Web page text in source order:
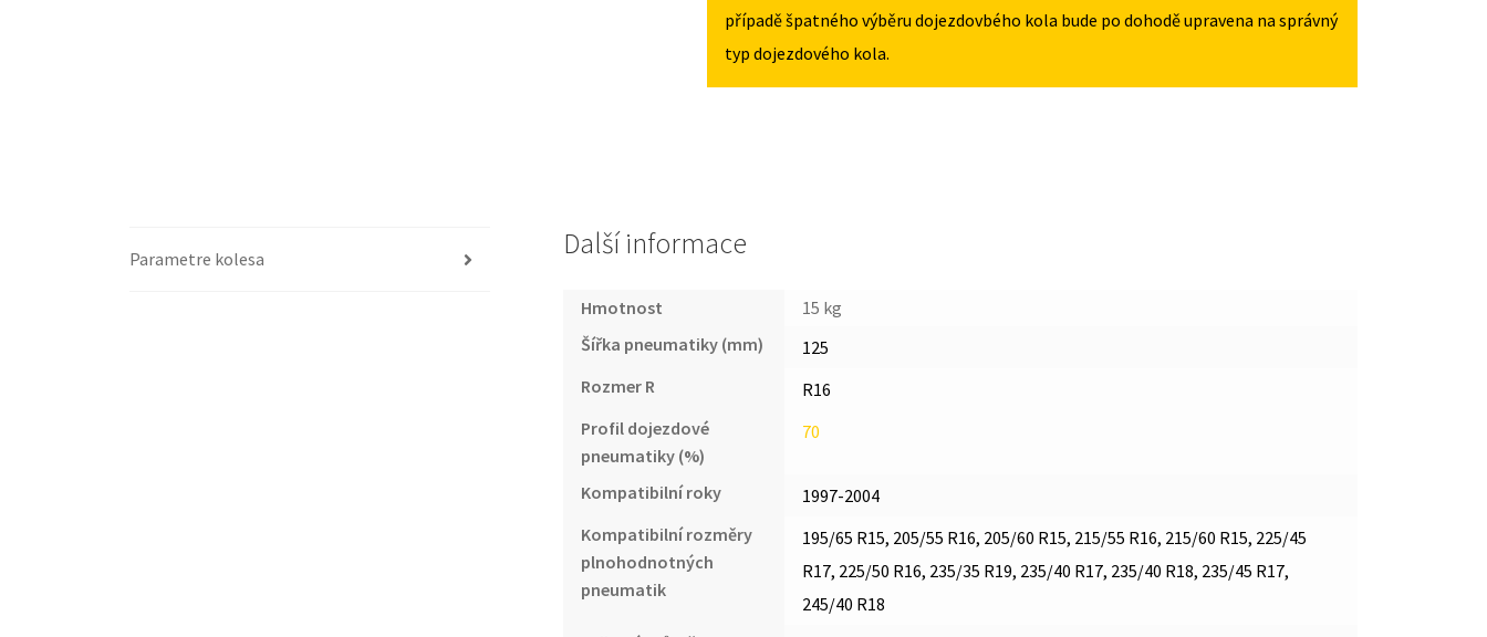
2004
125/70R16
MNOŽSTVÍ
případě špatného výběru dojezdovbého kola bude po dohodě upravena na správný
typ dojezdového kola.
Parametre kolesa Další informace
Hmotnost
15 kg
Šířka pneumatiky (mm)
125
Rozmer R
R16
Profil dojezdové
pneumatiky (%)
70
Kompatibilní roky
1997-2004
Kompatibilní rozměry
plnohodnotných
pneumatik
195/65 R15, 205/55 R16, 205/60 R15, 215/55 R16, 215/60 R15, 225/45
R17, 225/50 R16, 235/35 R19, 235/40 R17, 235/40 R18, 235/45 R17,
245/40 R18